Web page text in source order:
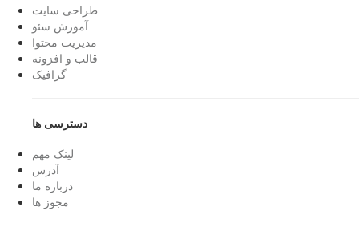
طراحی سایت
آموزش سئو
مدیریت محتوا
قالب و افزونه
گرافیک
دسترسی ها
لینک مهم
آدرس
درباره ما
مجوز ها